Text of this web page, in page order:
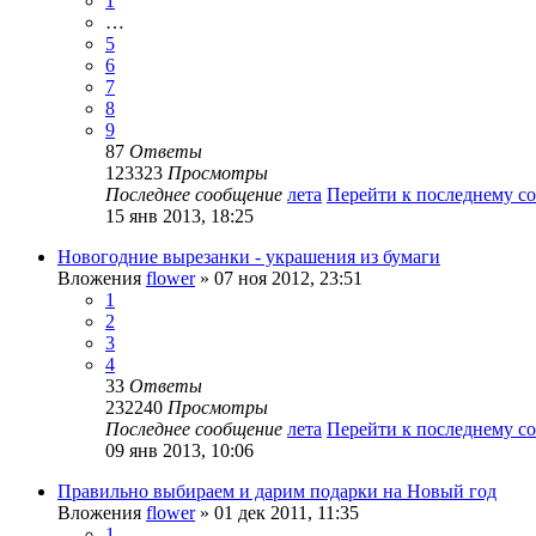
…
5
6
7
8
9
87 Ответы
123323 Просмотры
Последнее сообщение лета Перейти к последнему
15 янв 2013, 18:25
Новогодние вырезанки - украшения из бумаги
Вложения flower» 07 ноя 2012, 23:51
1
2
3
4
33 Ответы
232240 Просмотры
Последнее сообщение лета Перейти к последнему
09 янв 2013, 10:06
Правильно выбираем и дарим подарки на Новый год
Вложения flower» 01 дек 2011, 11:35